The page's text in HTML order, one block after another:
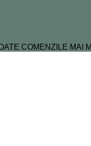
COMENZILE MAI